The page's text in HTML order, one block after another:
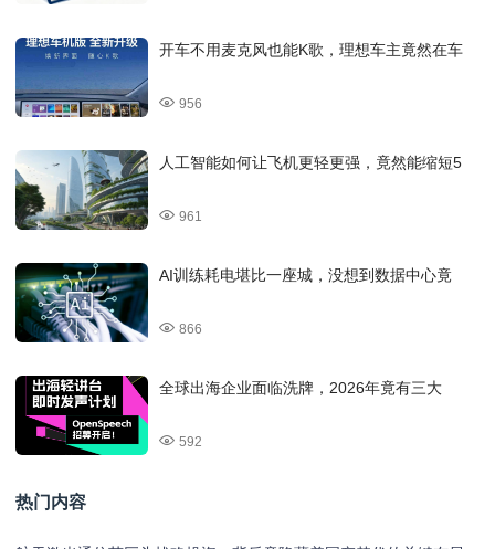
开车不用麦克风也能K歌，理想车主竟然在车
956
人工智能如何让飞机更轻更强，竟然能缩短5
961
AI训练耗电堪比一座城，没想到数据中心竟
866
全球出海企业面临洗牌，2026年竟有三大
592
热门内容